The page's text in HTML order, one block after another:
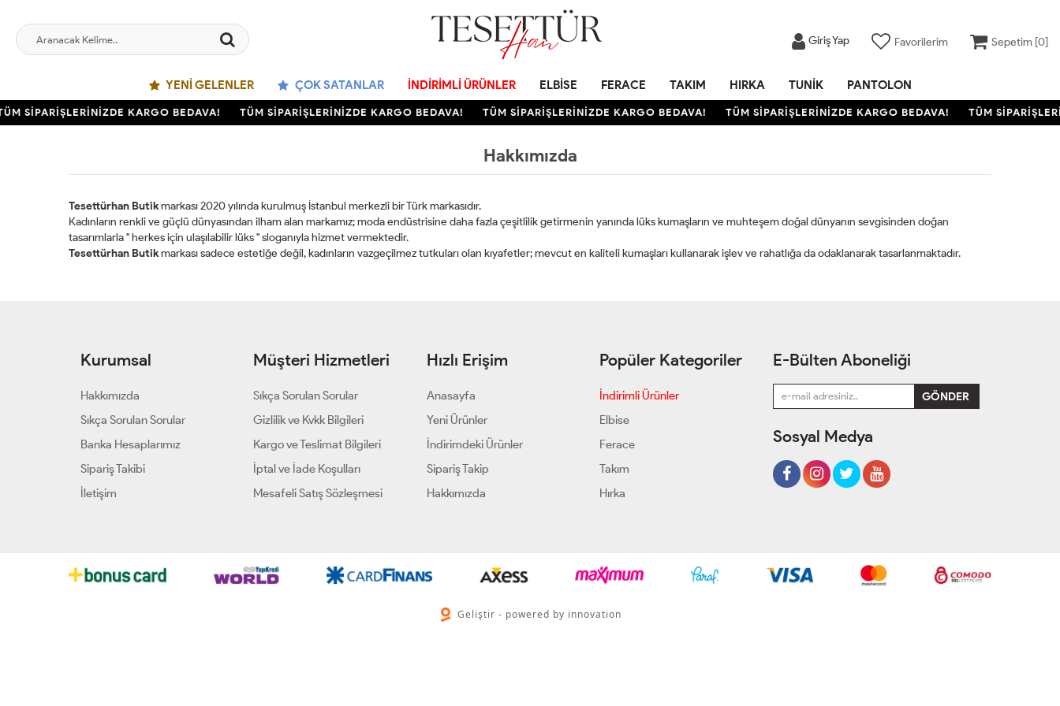
Giriş Yap Favorilerim Sepetim [0]
YENI GELENLER ÇOK SATANLAR İNDIRIMLI ÜRÜNLER ELBISE FERACE TAKIM HIRKA TUNIK PANTOLON
SİPARİŞLERİNİZDE KARGO BEDAVA! TÜM SİPARİŞLERİNİZDE KARGO BEDAVA! TÜM SİPARİŞLERİNİZDE KARGO BEDAVA! TÜM SİPARİŞLERİNİZDE KARGO BEDAVA! TÜM
Hakkımızda
Tesettürhan Butikmarkası 2020 yılında kurulmuş İstanbul merkezli bir Türk markasıdır.
Kadınların renkli ve güçlü dünyasından ilham alan markamız; moda endüstrisine daha fazla çeşitlilik getirmenin yanında lüks kumaşların ve muhteşem doğal dünyanın sevgisinden doğan
tasarımlarla " herkes için ulaşılabilir lüks " sloganıyla hizmet vermektedir.
Tesettürhan Butikmarkası sadece estetiğe değil, kadınların vazgeçilmez tutkuları olan kıyafetler; mevcut en kaliteli kumaşları kullanarak işlev ve rahatlığa da odaklanarak tasarlanmaktadır.
Kurumsal
Hakkımızda
Sıkça Sorulan Sorular
Banka Hesaplarımız
Sipariş Takibi
İletişim
Müşteri Hizmetleri
Sıkça Sorulan Sorular
Gizlilik ve Kvkk Bilgileri
Kargo ve Teslimat Bilgileri
İptal ve İade Koşulları
Mesafeli Satış Sözleşmesi
Hızlı Erişim
Anasayfa
Yeni Ürünler
İndirimdeki Ürünler
Sipariş Takip
Hakkımızda
Popüler Kategoriler
İndirimli Ürünler
Elbise
Ferace
Takım
Hırka
E-Bülten Aboneliği
Sosyal Medya
Geliştir - powered by innovation